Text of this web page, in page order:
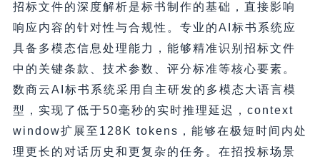
招标文件的深度解析是标书制作的基础，直接影响
响应内容的针对性与合规性。专业的AI标书系统应
具备多模态信息处理能力，能够精准识别招标文件
中的关键条款、技术参数、评分标准等核心要素。
数商云AI标书系统采用自主研发的多模态大语言模
型，实现了低于50毫秒的实时推理延迟，context
window扩展至128K tokens，能够在极短时间内处
理更长的对话历史和更复杂的任务。在招投标场景